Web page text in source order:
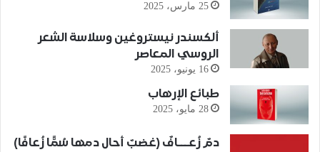
25 مارس، 2025
ألكسندر نيستروغين وسلاسة الشعر
الروسي المعاصر
16 يونيو، 2025
طبائع الإرهاب
28 مايو، 2025
دمٌ زُعـــافٌ (غضبٌ أحال دمها سُمًّا زُعافًا)